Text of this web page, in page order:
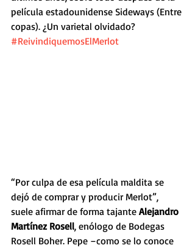
película estadounidense Sideways (Entre
copas). ¿Un varietal olvidado?
#ReivindiquemosElMerlot
“Por culpa de esa película maldita se
dejó de comprar y producir Merlot”,
suele afirmar de forma tajante Alejandro
Martínez Rosell, enólogo de Bodegas
Rosell Boher. Pepe –como se lo conoce